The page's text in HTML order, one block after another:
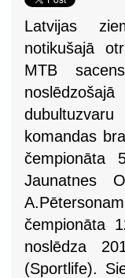
Latvijas
notikušajā
MTB
komandas
čempionāta
Jaunatnes
čempionāta
noslēdza
(Sportlife).